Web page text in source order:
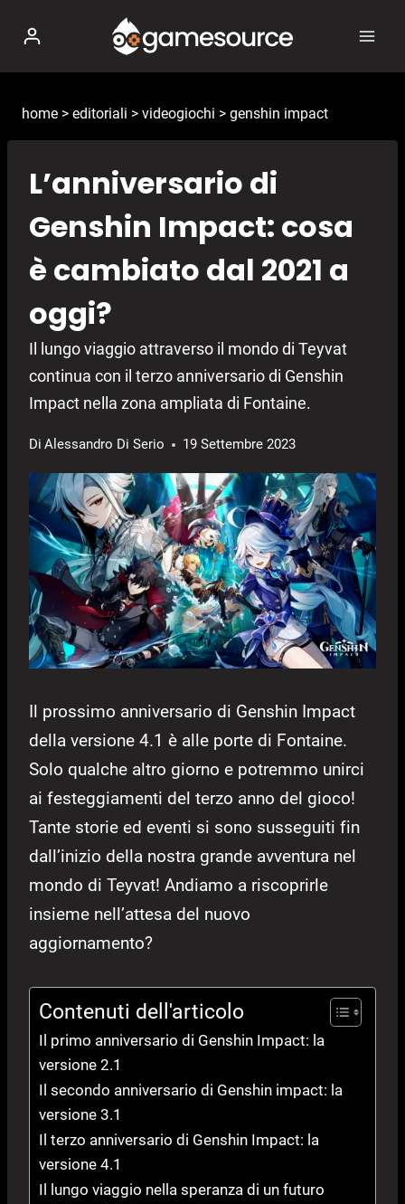
contenuto
home > editoriali > videogiochi > genshin impact
L’anniversario di
Genshin Impact: cosa
è cambiato dal 2021 a
oggi?
Il lungo viaggio attraverso il mondo di Teyvat
continua con il terzo anniversario di Genshin
Impact nella zona ampliata di Fontaine.
Di Alessandro Di Serio 19 Settembre 2023
Il prossimo anniversario di Genshin Impact
della versione 4.1 è alle porte di Fontaine.
Solo qualche altro giorno e potremmo unirci
ai festeggiamenti del terzo anno del gioco!
Tante storie ed eventi si sono susseguiti fin
dall’inizio della nostra grande avventura nel
mondo di Teyvat! Andiamo a riscoprirle
insieme nell’attesa del nuovo
aggiornamento?
Contenuti dell'articolo
Il primo anniversario di Genshin Impact: la
versione 2.1
Il secondo anniversario di Genshin impact: la
versione 3.1
Il terzo anniversario di Genshin Impact: la
versione 4.1
Il lungo viaggio nella speranza di un futuro